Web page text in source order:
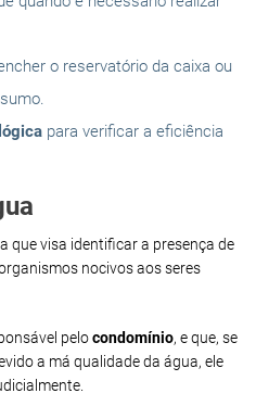
o reservatório da caixa ou
para verificar a eficiência
que visa identificar a presença de
nocivos aos seres
pelocondomínio, e que, se
a má qualidade da água, ele